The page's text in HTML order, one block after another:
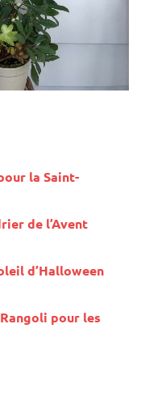
la Saint-
de l’Avent
d’Halloween
pour les